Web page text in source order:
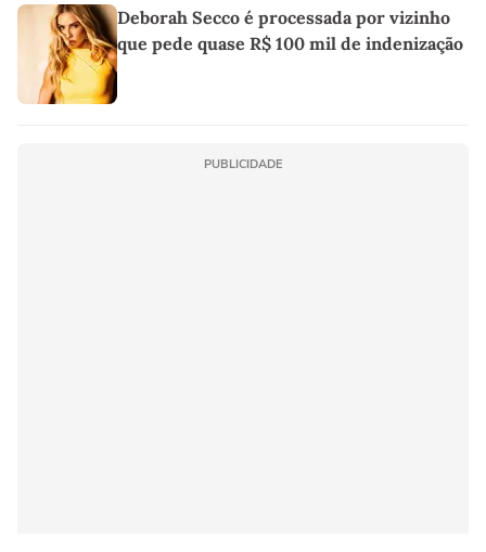
Deborah Secco é processada por vizinho
que pede quase R$ 100 mil de indenização
PUBLICIDADE